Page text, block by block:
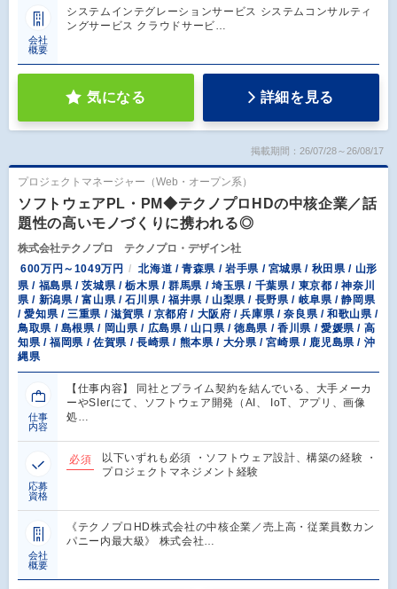
会社
概要
システムインテグレーションサービス システムコンサルティ
ングサービス クラウドサービ…
気になる 詳細を見る
掲載期間：26/07/28～26/08/17
プロジェクトマネージャー（Web・オープン系）
ソフトウェアPL・PM◆テクノプロHDの中核企業／話
題性の高いモノづくりに携われる◎
株式会社テクノプロ テクノプロ・デザイン社
600万円～1049万円
北海道 / 青森県 / 岩手県 / 宮城県 / 秋田県 / 山形
県 / 福島県 / 茨城県 / 栃木県 / 群馬県 / 埼玉県 / 千葉県 / 東京都 / 神奈川
県 / 新潟県 / 富山県 / 石川県 / 福井県 / 山梨県 / 長野県 / 岐阜県 / 静岡県
/ 愛知県 / 三重県 / 滋賀県 / 京都府 / 大阪府 / 兵庫県 / 奈良県 / 和歌山県 /
鳥取県 / 島根県 / 岡山県 / 広島県 / 山口県 / 徳島県 / 香川県 / 愛媛県 / 高
知県 / 福岡県 / 佐賀県 / 長崎県 / 熊本県 / 大分県 / 宮崎県 / 鹿児島県 / 沖
縄県
仕事
内容
【仕事内容】 同社とプライム契約を結んでいる、大手メーカ
ーやSIerにて、ソフトウェア開発（AI、 IoT、アプリ、画像
処…
応募
資格
必須
以下いずれも必須 ・ソフトウェア設計、構築の経験 ・
プロジェクトマネジメント経験
会社
概要
《テクノプロHD株式会社の中核企業／売上高・従業員数カン
パニー内最大級》 株式会社…